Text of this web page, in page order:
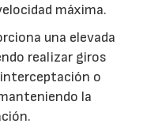
máxima.
una elevada
realizar giros
o
la